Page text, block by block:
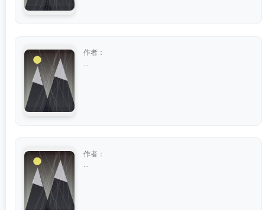
作者：
作者：